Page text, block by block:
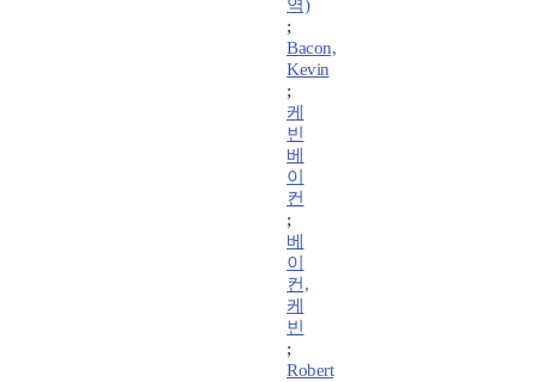
역)
;
Bacon,
Kevin
;
케
빈
베
이
컨
;
베
이
컨,
케
빈
;
Robert